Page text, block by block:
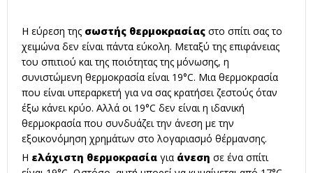
Η εύρεση της σωστής θερμοκρασίας στο σπίτι σας το
χειμώνα δεν είναι πάντα εύκολη. Μεταξύ της επιφάνειας
του σπιτιού και της ποιότητας της μόνωσης, η
συνιστώμενη θερμοκρασία είναι 19°C. Μια θερμοκρασία
που είναι υπεραρκετή για να σας κρατήσει ζεστούς όταν
έξω κάνει κρύο. Αλλά οι 19°C δεν είναι η ιδανική
θερμοκρασία που συνδυάζει την άνεση με την
εξοικονόμηση χρημάτων στο λογαριασμό θέρμανσης.
Η ελάχιστη θερμοκρασία για άνεση σε ένα σπίτι